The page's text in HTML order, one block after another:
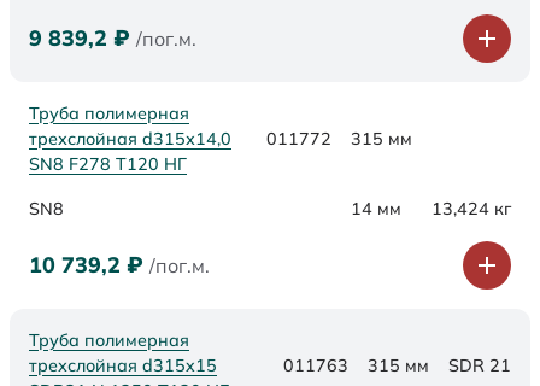
9 839,2 ₽ /пог.м.
Труба полимерная
трехслойная d315х14,0
SN8 F278 Т120 НГ
011772 315 мм
SN8 14 мм 13,424 кг
10 739,2 ₽ /пог.м.
Труба полимерная
трехслойная d315x15
011763 315 мм SDR 21